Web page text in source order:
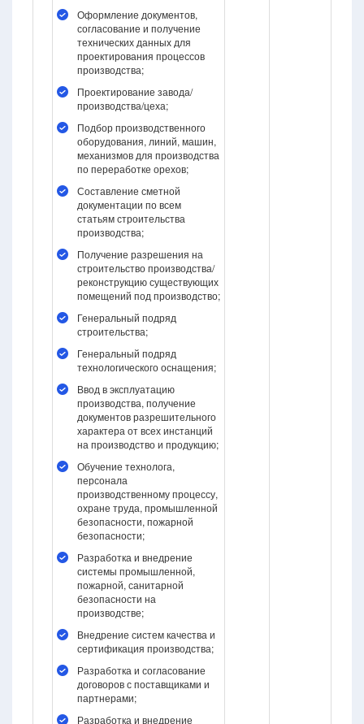
Оформление документов,
согласование и получение
технических данных для
проектирования процессов
производства;
Проектирование завода/
производства/цеха;
Подбор производственного
оборудования, линий, машин,
механизмов для производства
по переработке орехов;
Составление сметной
документации по всем
статьям строительства
производства;
Получение разрешения на
строительство производства/
реконструкцию существующих
помещений под производство;
Генеральный подряд
строительства;
Генеральный подряд
технологического оснащения;
Ввод в эксплуатацию
производства, получение
документов разрешительного
характера от всех инстанций
на производство и продукцию;
Обучение технолога,
персонала
производственному процессу,
охране труда, промышленной
безопасности, пожарной
безопасности;
Разработка и внедрение
системы промышленной,
пожарной, санитарной
безопасности на
производстве;
Внедрение систем качества и
сертификация производства;
Разработка и согласование
договоров с поставщиками и
партнерами;
Разработка и внедрение